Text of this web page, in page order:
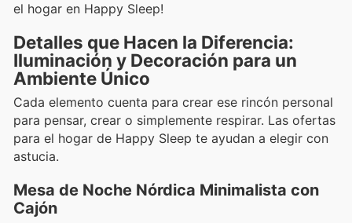
el hogar en Happy Sleep!
Detalles que Hacen la Diferencia:
Iluminación y Decoración para un
Ambiente Único
Cada elemento cuenta para crear ese rincón personal
para pensar, crear o simplemente respirar. Las ofertas
para el hogar de Happy Sleep te ayudan a elegir con
astucia.
Mesa de Noche Nórdica Minimalista con
Cajón